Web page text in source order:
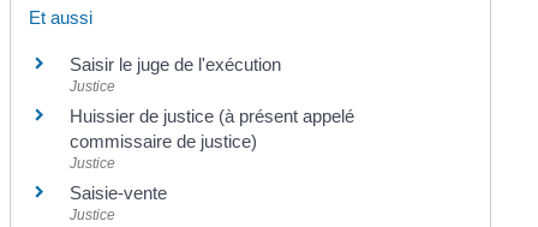
Et aussi
Saisir le juge de l'exécution
Justice
Huissier de justice (à présent appelé
commissaire de justice)
Justice
Saisie-vente
Justice